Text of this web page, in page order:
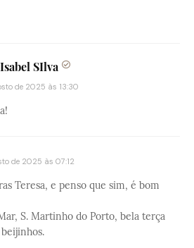
SIlva
de 2025 às 13:30
de 2025 às 07:12
Teresa, e penso que sim, é bom
S. Martinho do Porto, bela terça